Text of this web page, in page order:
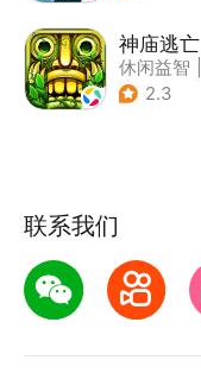
神庙逃亡
休闲益智
| 欧美风
2.3
联系我们